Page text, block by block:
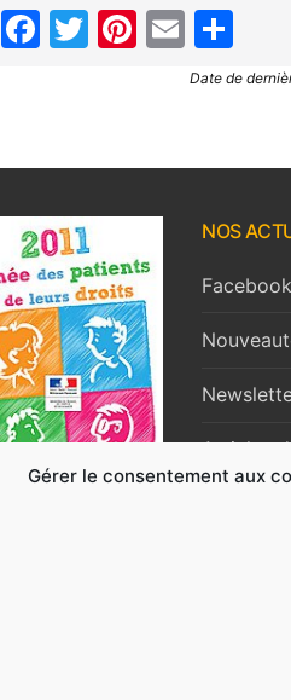
Gérer le consentement aux
Facebook
Twitter
Pinterest
Email
Date de
NOS
Facebook
Articles